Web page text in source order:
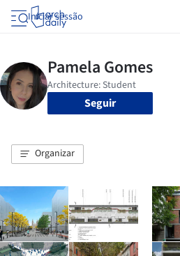
Iniciar sessão
Seguir
Organizar